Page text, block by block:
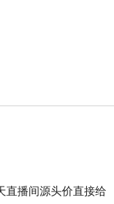
直播间源头价直接给